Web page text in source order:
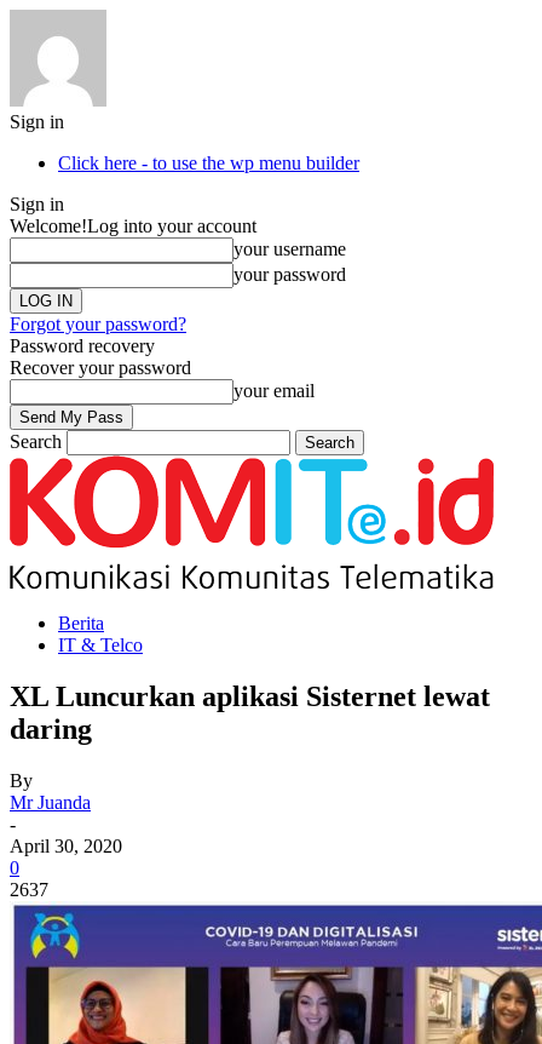
Sign in
Click here - to use the wp menu builder
Sign in
Welcome!Log into your account
your username
your password
Forgot your password?
Password recovery
Recover your password
your email
Search
Berita
IT & Telco
XL Luncurkan aplikasi Sisternet lewat
daring
By
Mr Juanda
-
April 30, 2020
0
2637